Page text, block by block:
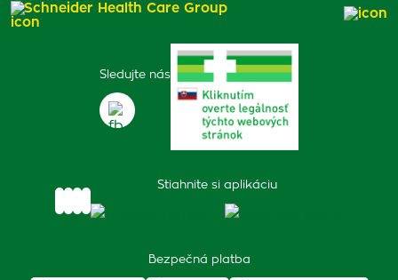
Sledujte nás
Stiahnite si aplikáciu
Bezpečná platba
Schneider Health Care Group